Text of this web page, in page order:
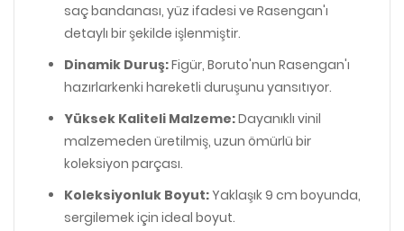
saç bandanası, yüz ifadesi ve Rasengan'ı
detaylı bir şekilde işlenmiştir.
Dinamik Duruş:Figür, Boruto'nun Rasengan'ı
hazırlarkenki hareketli duruşunu yansıtıyor.
Yüksek Kaliteli Malzeme:Dayanıklı vinil
malzemeden üretilmiş, uzun ömürlü bir
koleksiyon parçası.
Koleksiyonluk Boyut:Yaklaşık 9 cm boyunda,
sergilemek için ideal boyut.